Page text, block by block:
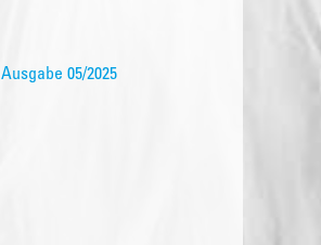
Ausgabe 05/2025